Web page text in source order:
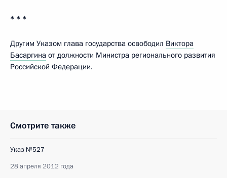
* * *
Другим Указом глава государства освободил Виктора
Басаргина от должности Министра регионального развития
Российской Федерации.
Смотрите также
Указ №527
28 апреля 2012 года